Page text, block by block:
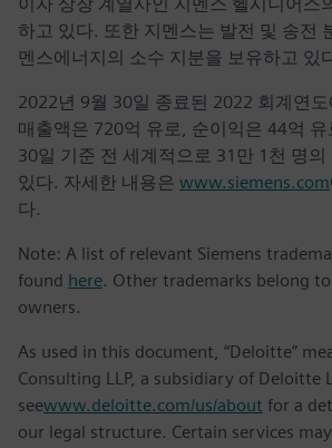
하고 있다. 또한 지멘스는 발전 및 송전
멘스에너지의 소수 지분을 보유하고 있
2022년 9월 30일 종료된 2022 회계연
매출액은 720억 유로, 순이익은 44억
30일 기준 전 세계적으로 31만 1천 명의
있다. 자세한 내용은 www.siemens.com
다.
Note: A list of relevant Siemens
found here. Other trademarks belong
owners.
As used in this document, “Deloitte”
Consulting LLP, a subsidiary of Deloitte
seewww.deloitte.com/us/about for a
our legal structure. Certain services